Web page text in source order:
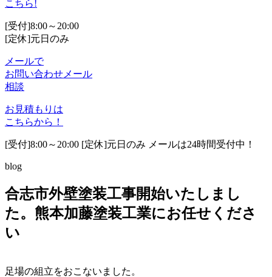
こちら!
[受付]8:00～20:00
[定休]元日のみ
メールで
お問い合わせ メール
相談
お見積もりは
こちらから！
[受付]8:00～20:00 [定休]元日のみ メールは24時間受付中！
blog
合志市外壁塗装工事開始いたしまし
た。熊本加藤塗装工業にお任せくださ
い
足場の組立をおこないました。